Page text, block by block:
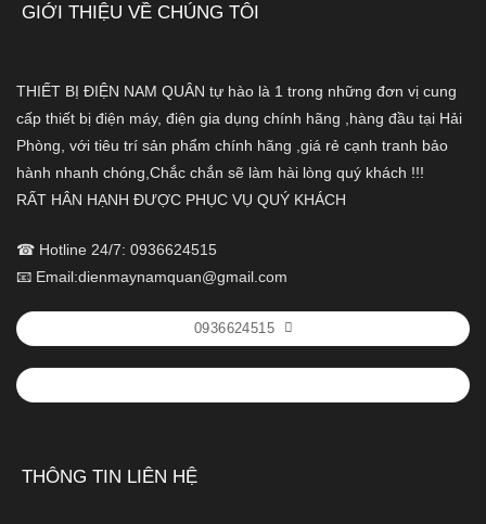
GIỚI THIỆU VỀ CHÚNG TÔI
THIẾT BỊ ĐIỆN NAM QUÂN tự hào là 1 trong những đơn vị cung
cấp thiết bị điện máy, điện gia dụng chính hãng ,hàng đầu tại Hải
Phòng, với tiêu trí sản phẩm chính hãng ,giá rẻ cạnh tranh bảo
hành nhanh chóng,Chắc chắn sẽ làm hài lòng quý khách !!!
RẤT HÂN HẠNH ĐƯỢC PHỤC VỤ QUÝ KHÁCH
☎ Hotline 24/7: 0936624515
📧 Email:dienmaynamquan@gmail.com
0936624515
THÔNG TIN LIÊN HỆ